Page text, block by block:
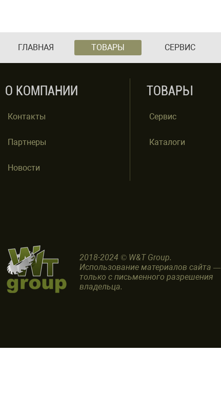
ГЛАВНАЯ ТОВАРЫ СЕРВИС
О КОМПАНИИ
Контакты
Партнеры
Новости
ТОВАРЫ
Сервис
Каталоги
2018-2024 © W&T Group.
Использование материалов сайта —
только с письменного разрешения
владельца.